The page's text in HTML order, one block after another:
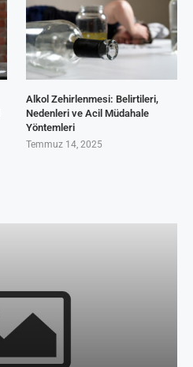
Alkol Zehirlenmesi: Belirtileri,
Nedenleri ve Acil Müdahale
Yöntemleri
Temmuz 14, 2025